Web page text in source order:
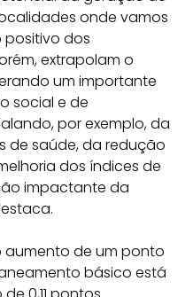
onde vamos
positivo dos
extrapolam o
um importante
social e de
por exemplo, da
de saúde, da redução
dos índices de
impactante da
aumento de um ponto
básico está